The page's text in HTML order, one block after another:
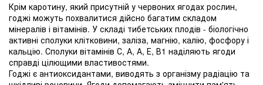
Крім каротину, який присутній у червоних ягодах рослин,
годжі можуть похвалитися дійсно багатим складом
мінералів і вітамінів. У складі тибетських плодів - біологічно
активні сполуки клітковини, заліза, магнію, калію, фосфору і
кальцію. Сполуки вітамінів С, А, А, Е, В1 наділяють ягоди
справді цілющими властивостями.
Годжі є антиоксидантами, виводять з організму радіацію та